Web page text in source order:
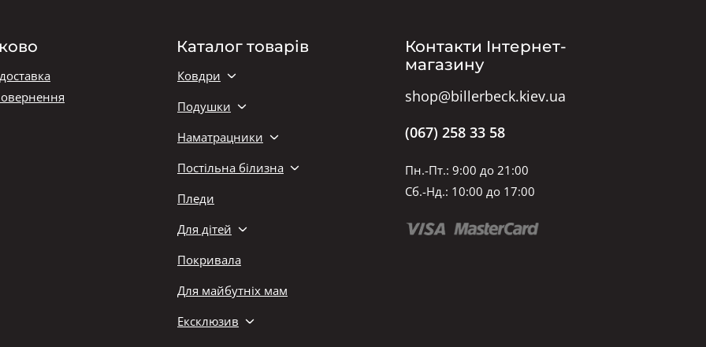
Каталог товарів
Ковдри
Подушки
Наматрацники
Постільна білизна
Пледи
Для дітей
Покривала
Для майбутніх мам
Ексклюзив
Контакти Інтернет-
магазину
shop@billerbeck.kiev.ua
(067) 258 33 58
Пн.-Пт.: 9:00 до 21:00
Сб.-Нд.: 10:00 до 17:00